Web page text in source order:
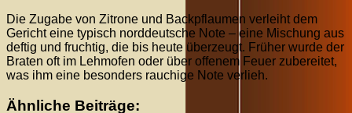
Die Zugabe von Zitrone und Backpflaumen verleiht dem
Gericht eine typisch norddeutsche Note – eine Mischung aus
deftig und fruchtig, die bis heute überzeugt. Früher wurde der
Braten oft im Lehmofen oder über offenem Feuer zubereitet,
was ihm eine besonders rauchige Note verlieh.
Ähnliche Beiträge: